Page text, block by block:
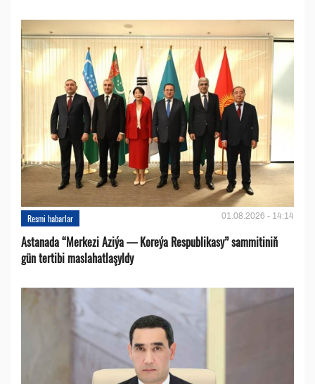
Resmi habarlar 01.08.2026 - 14:14
Astanada “Merkezi Aziýa — Koreýa Respublikasy” sammitiniň
gün tertibi maslahatlaşyldy